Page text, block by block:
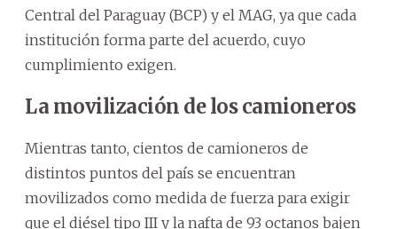
Central del Paraguay (BCP) y el MAG, ya que cada
institución forma parte del acuerdo, cuyo
cumplimiento exigen.
La movilización de los camioneros
Mientras tanto, cientos de camioneros de
distintos puntos del país se encuentran
movilizados como medida de fuerza para exigir
que el diésel tipo III y la nafta de 93 octanos bajen